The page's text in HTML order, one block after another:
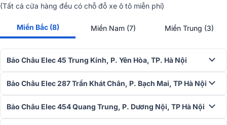
(Tất cả cửa hàng đều có chỗ đỗ xe ô tô miễn phí)
Miền Bắc (8) Miền Nam (7) Miền Trung (3)
Bảo Châu Elec 45 Trung Kính, P. Yên Hòa, TP. Hà Nội
Bảo Châu Elec 287 Trần Khát Chân, P. Bạch Mai, TP Hà Nội
Bảo Châu Elec 454 Quang Trung, P. Dương Nội, TP Hà Nội